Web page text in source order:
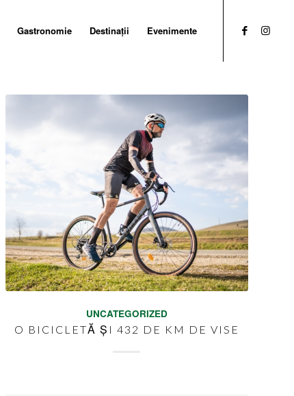
Gastronomie Destinații Evenimente
UNCATEGORIZED
O BICICLETĂ ȘI 432 DE KM DE VISE